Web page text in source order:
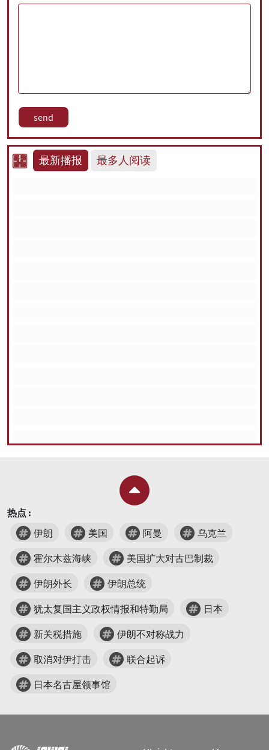
最新播报 最多人阅读
热点 :
伊朗
美国 阿曼 乌克兰
霍尔木兹海峡 美国扩大对古巴制裁
伊朗外长 伊朗总统
犹太复国主义政权情报和特勤局 日本
新关税措施 伊朗不对称战力
取消对伊打击 联合起诉
日本名古屋领事馆